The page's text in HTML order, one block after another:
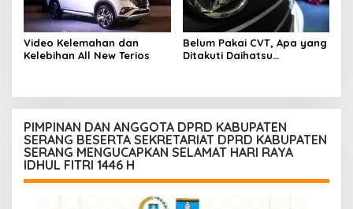
Video Kelemahan dan
Kelebihan All New Terios
Belum Pakai CVT, Apa yang
Ditakuti Daihatsu
PIMPINAN DAN ANGGOTA DPRD KABUPATEN
SERANG BESERTA SEKRETARIAT DPRD KABUPATEN
SERANG MENGUCAPKAN SELAMAT HARI RAYA
IDHUL FITRI 1446 H